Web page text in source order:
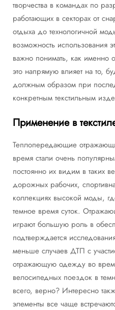
творчества в командах по
работающих в секторах от
отдыха до технологичной
возможность использования
важно понимать, как именно
это напрямую влияет на то,
должным образом при
конкретным текстильным
Применение в
Теплопередающие
время стали очень
постоянно их видим в таких
дорожных рабочих,
коллекциях высокой моды,
темное время суток.
играют большую роль в
подтверждается
меньше случаев ДТП с
отражающую одежду во
велосипедных поездок в
всего, верно? Интересно
элементы все чаще